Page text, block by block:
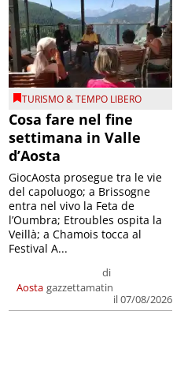
TURISMO & TEMPO LIBERO
Cosa fare nel fine
settimana in Valle
d’Aosta
Aosta
di
gazzettamatin
il 07/08/2026
GiocAosta prosegue tra le vie
del capoluogo; a Brissogne
entra nel vivo la Feta de
l’Oumbra; Etroubles ospita la
Veillà; a Chamois tocca al
Festival A...